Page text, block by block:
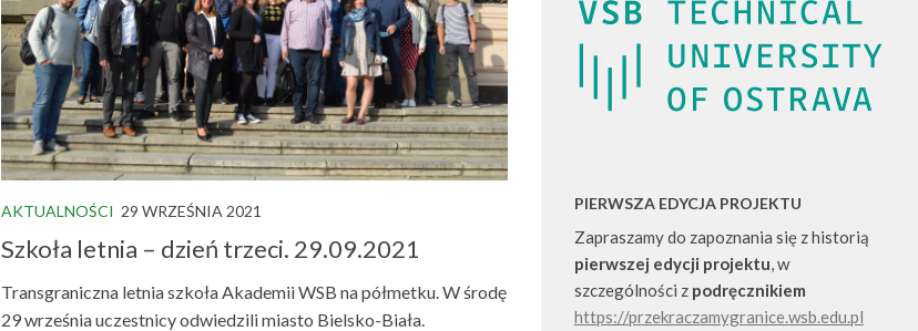
AKTUALNOŚCI 29 WRZEŚNIA 2021
Szkoła letnia – dzień trzeci. 29.09.2021
Transgraniczna letnia szkoła Akademii WSB na półmetku. W środę
29 września uczestnicy odwiedzili miasto Bielsko-Biała.
PIERWSZA EDYCJA PROJEKTU
Zapraszamy do zapoznania się z historią
pierwszej edycji projektu, w
szczególności z podręcznikiem
https://przekraczamygranice.wsb.edu.pl